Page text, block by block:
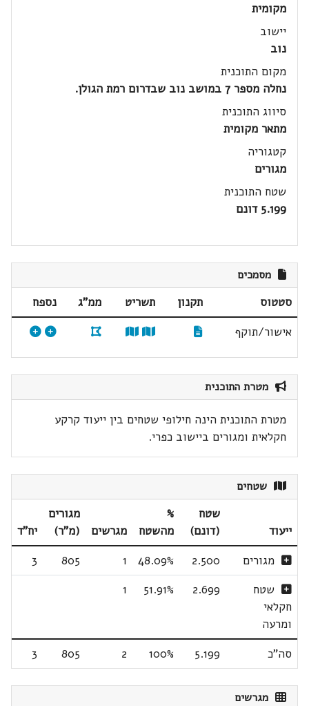
מקומית
יישוב
נוב
מקום התוכנית
נחלה מספר 7 במושב נוב שבדרום רמת הגולן.
סיווג התוכנית
מתאר מקומית
קטגוריה
מגורים
שטח התוכנית
5.199 דונם
מסמכים
סטטוס תקנון תשריט ממ"ג
נספח
אישור/תוקף
מטרת התוכנית
מטרת התוכנית הינה חילופי שטחים בין ייעוד קרקע
חקלאית ומגורים ביישוב כפרי.
שטחים
ייעוד
שטח
(דונם)
%
מהשטח
מגרשים
מגורים
(מ"ר)
יח"ד
מגורים
2.500
48.09%
1
805
3
שטח
חקלאי
ומרעה
2.699
51.91%
1
סה"כ 5.199
100%
2
805
3
מגרשים